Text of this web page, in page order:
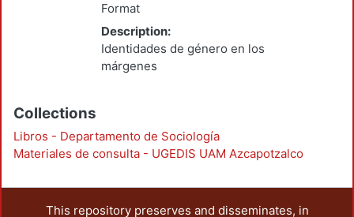
Format
Description:
Identidades de género en los
márgenes
Collections
Libros - Departamento de Sociología
Materiales de consulta - UGEDIS UAM Azcapotzalco
This repository preserves and disseminates, in